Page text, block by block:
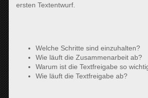
ersten Textentwurf.
Welche Schritte sind einzuhalten?
Wie läuft die Zusammenarbeit ab?
Warum ist die Textfreigabe so
Wie läuft die Textfreigabe ab?